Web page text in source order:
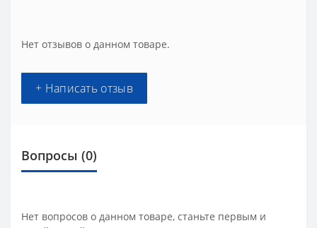
Нет отзывов о данном товаре.
+ Написать отзыв
Вопросы (0)
Нет вопросов о данном товаре, станьте первым и